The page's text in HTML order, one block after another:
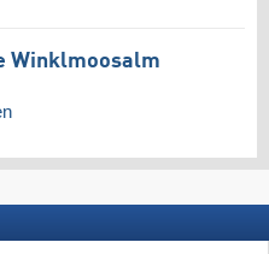
Winklmoosalm